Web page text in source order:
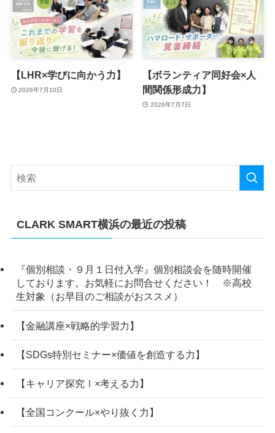
【LHR×学びに向かう力】
2026年7月10日
【ボランティア同好会×人
間関係形成力】
2026年7月7日
CLARK SMART横浜の最近の投稿
『個別相談・９月１日付入学』個別相談会を随時開催
しております。お気軽にお問合せください！ ※高校
生対象（お早目のご相談がおススメ）
【金融講座×戦略的学習力】
【SDGs特別セミナー×価値を創造する力】
【キャリア探究Ⅰ×考える力】
【全国コンクール×やり抜く力】